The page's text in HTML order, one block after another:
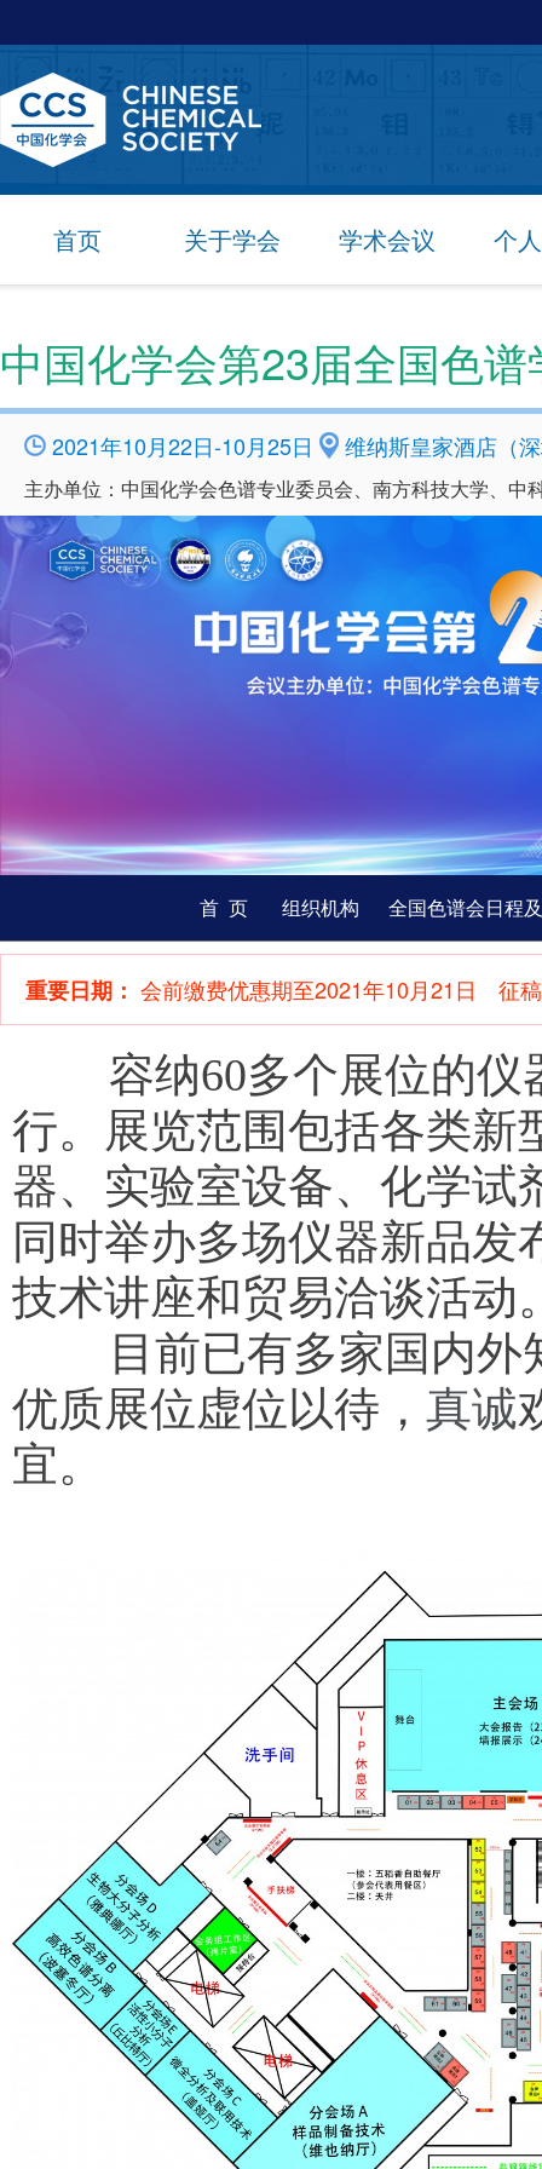
首页 关于学会 学术会议 个
中国化学会第23届全国色
2021年10月22日-10月25日 维纳斯皇家酒店（
主办单位：中国化学会色谱专业委员会、南方科技大学、
首 页 组织机构 全国色谱会日程
重要日期： 会前缴费优惠期至2021年10月21日 征
容纳60多个展位的仪
行。展览范围包括各类新
器、实验室设备、化学试
同时举办多场仪器新品
技术讲座和贸易洽谈活动
目前已有多家国内外
优质展位虚位以待， 真诚
宜。